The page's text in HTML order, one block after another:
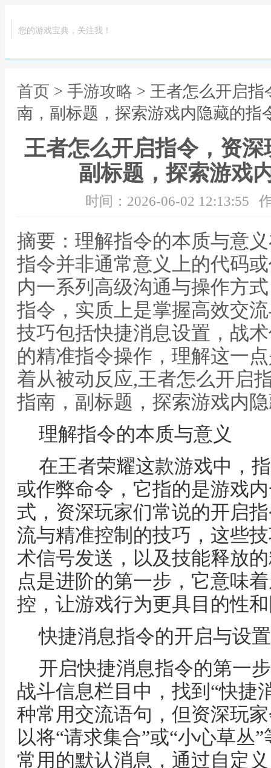
您的游戏宝典，关注我！
首页 > 手游攻略 > 王者怎么开启
南，副标题，探索游戏内隐藏的指
王者怎么开启指令，资
副标题，探索游戏
时间：2026-06-02 12:13:55
摘要：理解指令的本质与意
指令并非通常意义上的代码
内一系列高级沟通与操作方
指令，实质上是掌握高效交
技巧包括快捷消息设置，战
的精准指令操作，理解这一
着从被动反应,王者怎么开启
指南，副标题，探索游戏内
理解指令的本质与意义
在王者荣耀这款游戏中，
或作弊命令，它指的是游戏
式，资深玩家们常说的开启
流与精准控制的技巧，这些
术信号发送，以及技能释放
点是进阶的第一步，它意味
控，让游戏行为更具目的性
快捷消息指令的开启与设置
开启快捷消息指令的第一
战斗信息栏目中，找到“快捷
种常用交流语句，但资深玩
以将“请求集合”或“小心草丛
常用的默认消息，通过自定